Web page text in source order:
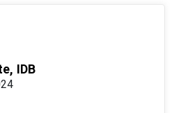
IDB